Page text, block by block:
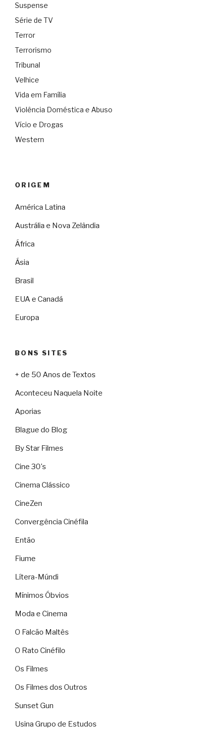
Suspense
Série de TV
Terror
Terrorismo
Tribunal
Velhice
Vida em Família
Violência Doméstica e Abuso
Vício e Drogas
Western
ORIGEM
América Latina
Austrália e Nova Zelândia
África
Ásia
Brasil
EUA e Canadá
Europa
BONS SITES
+ de 50 Anos de Textos
Aconteceu Naquela Noite
Aporias
Blague do Blog
By Star Filmes
Cine 30's
Cinema Clássico
CineZen
Convergência Cinéfila
Então
Fiume
Lítera-Múndi
Mínimos Óbvios
Moda e Cinema
O Falcão Maltês
O Rato Cinéfilo
Os Filmes
Os Filmes dos Outros
Sunset Gun
Usina Grupo de Estudos